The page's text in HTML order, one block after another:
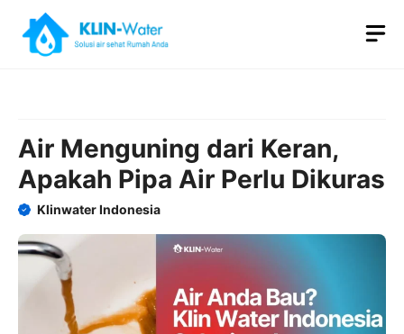
content
Air Menguning dari Keran,
Apakah Pipa Air Perlu Dikuras
Klinwater Indonesia